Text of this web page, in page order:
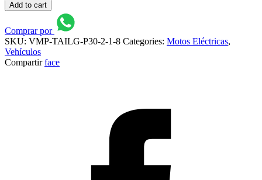
Add to cart
Comprar por
SKU: VMP-TAILG-P30-2-1-8 Categories: Motos Eléctricas,
Vehículos
Compartir face